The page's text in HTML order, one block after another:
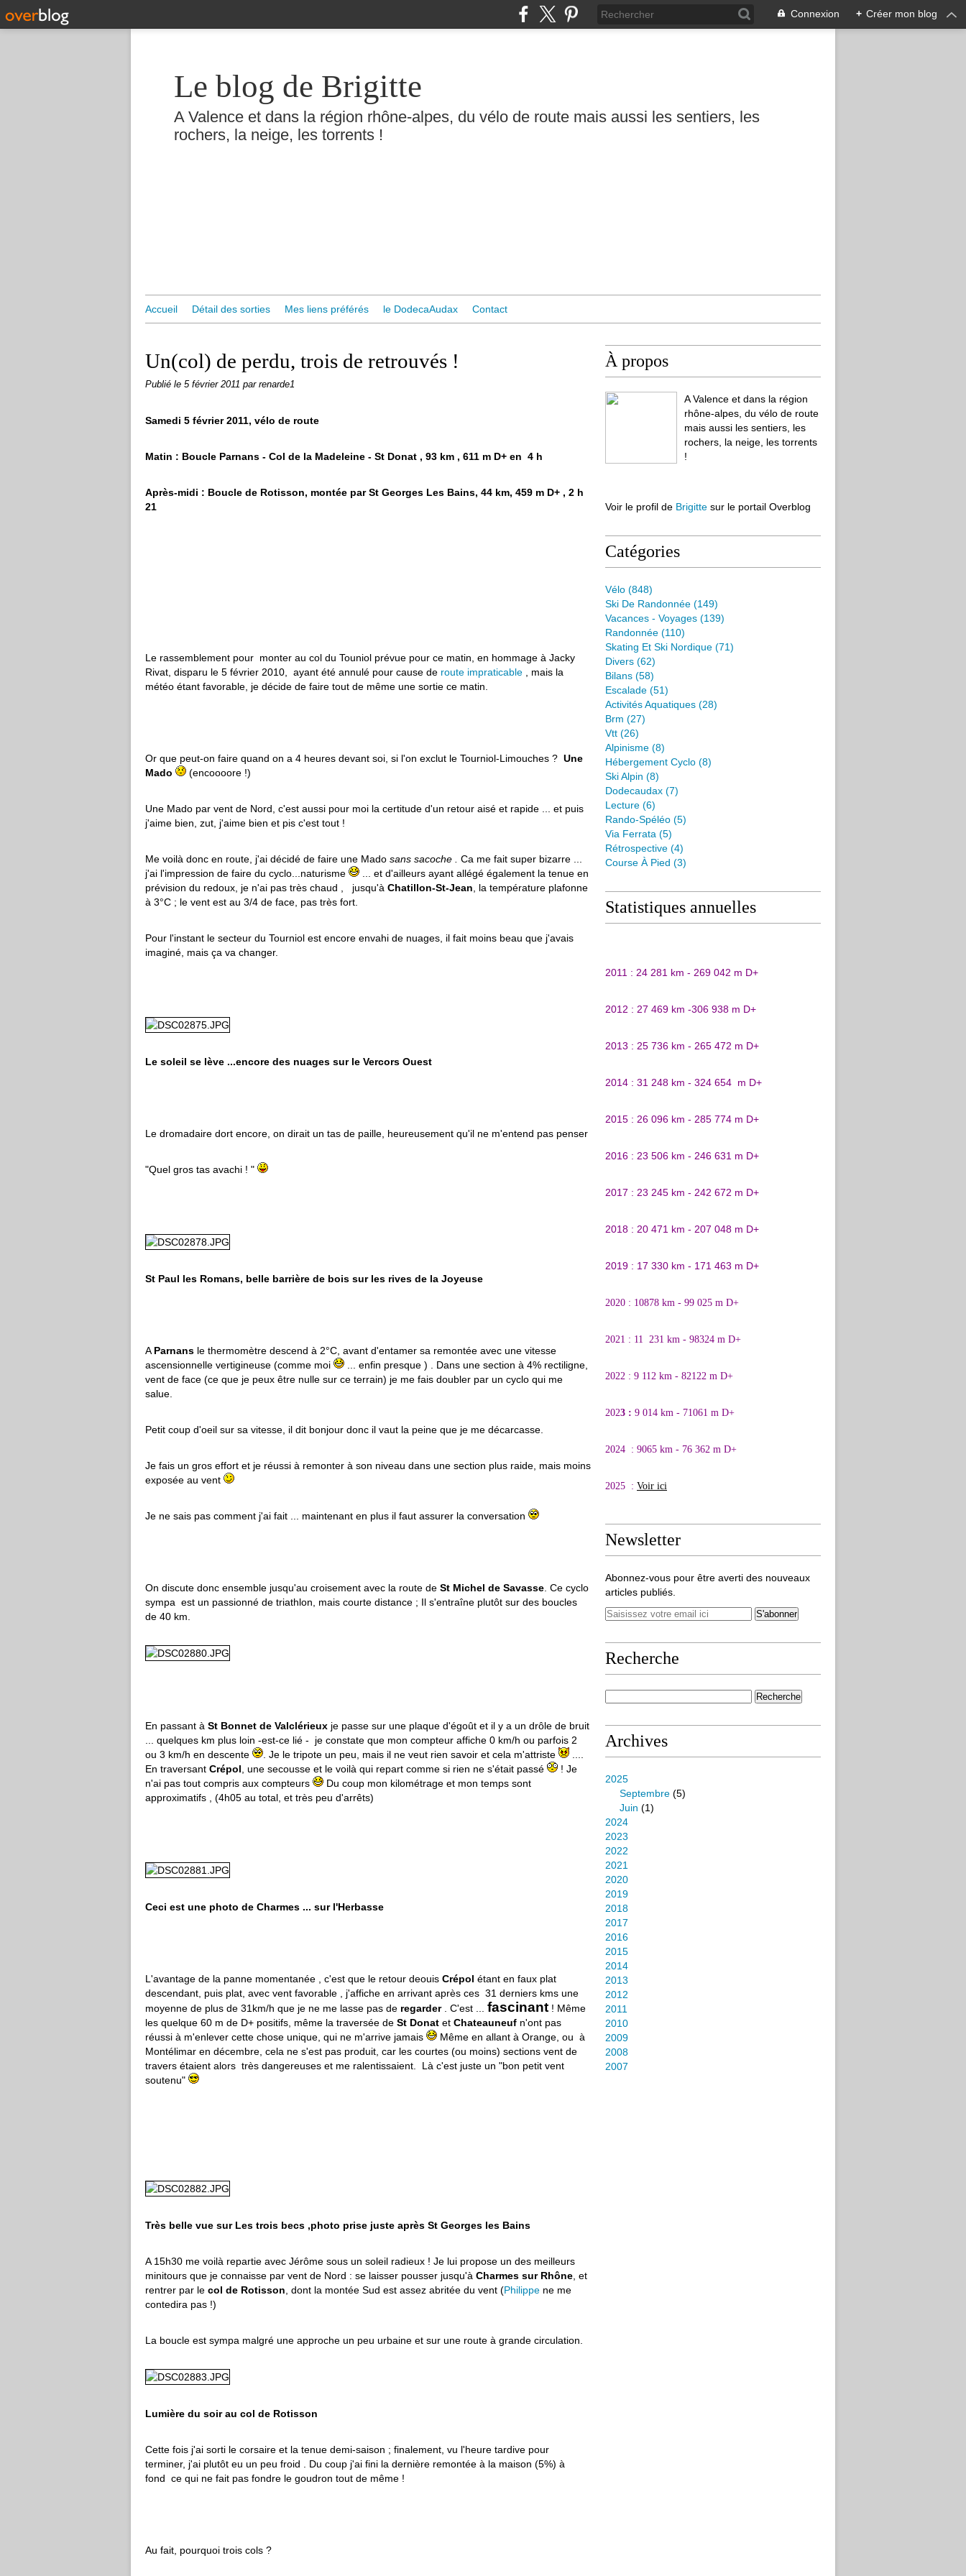
Connexion + Créer mon blog
Le blog de Brigitte
A Valence et dans la région rhône-alpes, du vélo de route mais aussi les sentiers, les
rochers, la neige, les torrents !
Accueil Détail des sorties Mes liens préférés le DodecaAudax Contact
Un(col) de perdu, trois de retrouvés !
Publié le 5 février 2011 par renarde1
Samedi 5 février 2011, vélo de route
Matin : Boucle Parnans - Col de la Madeleine - St Donat , 93 km , 611 m D+ en 4 h
Après-midi : Boucle de Rotisson, montée par St Georges Les Bains, 44 km, 459 m D+ , 2 h
21
Le rassemblement pour monter au col du Touniol prévue pour ce matin, en hommage à Jacky
Rivat, disparu le 5 février 2010, ayant été annulé pour cause de route impraticable , mais la
météo étant favorable, je décide de faire tout de même une sortie ce matin.
Or que peut-on faire quand on a 4 heures devant soi, si l'on exclut le Tourniol-Limouches ? Une
Mado
(encoooore !)
Une Mado par vent de Nord, c'est aussi pour moi la certitude d'un retour aisé et rapide ... et puis
j'aime bien, zut, j'aime bien et pis c'est tout !
Me voilà donc en route, j'ai décidé de faire une Mado sans sacoche .
Ca me fait super bizarre ...
j'ai l'impression de faire du cyclo...naturisme
... et d'ailleurs ayant allégé également la tenue en
prévision du redoux, je n'ai pas très chaud , jusqu'à Chatillon-St-Jean , la température plafonne
à 3°C ; le vent est au 3/4 de face, pas très fort.
Pour l'instant le secteur du Tourniol est encore envahi de nuages, il fait moins beau que j'avais
imaginé, mais ça va changer.
Le soleil se lève ...encore des nuages sur le Vercors Ouest
Le dromadaire dort encore, on dirait un tas de paille, heureusement qu'il ne m'entend pas penser
"Quel gros tas avachi ! "
St Paul les Romans, belle barrière de bois sur les rives de la Joyeuse
A Parnans le thermomètre descend à 2°C, avant d'entamer sa remontée avec une vitesse
ascensionnelle vertigineuse (comme moi
... enfin presque ) . Dans une section à 4% rectiligne,
vent de face (ce que je peux être nulle sur ce terrain) je me fais doubler par un cyclo qui me
salue.
Petit coup d'oeil sur sa vitesse, il dit bonjour donc il vaut la peine que je me décarcasse.
Je fais un gros effort et je réussi à remonter à son niveau dans une section plus raide, mais moins
exposée au vent
Je ne sais pas comment j'ai fait ... maintenant en plus il faut assurer la conversation
On discute donc ensemble jusqu'au croisement avec la route de St Michel de Savasse . Ce cyclo
sympa est un passionné de triathlon, mais courte distance ; Il s'entraîne plutôt sur des boucles
de 40 km.
En passant à St Bonnet de Valclérieux je passe sur une plaque d'égoût et il y a un drôle de bruit
... quelques km plus loin -est-ce lié - je constate que mon compteur affiche 0 km/h ou parfois 2
ou 3 km/h en descente
. Je le tripote un peu, mais il ne veut rien savoir et cela m'attriste
En traversant Crépol , une secousse et le voilà qui repart comme si rien ne s'était passé
! Je
n'ai pas tout compris aux compteurs
Du coup mon kilométrage et mon temps sont
approximatifs , (4h05 au total, et très peu d'arrêts)
Ceci est une photo de Charmes ... sur l'Herbasse
L'avantage de la panne momentanée , c'est que le retour deouis Crépol étant en faux plat
descendant, puis plat, avec vent favorable , j'affiche en arrivant après ces 31 derniers kms une
moyenne de plus de 31km/h que je ne me lasse pas de regarder. C'est ... fascinant ! Même
les quelque 60 m de D+ positifs, même la traversée de St Donat et Chateauneuf n'ont pas
réussi à m'enlever cette chose unique, qui ne m'arrive jamais
Même en allant à Orange, ou à
Montélimar en décembre, cela ne s'est pas produit, car les courtes (ou moins) sections vent de
travers étaient alors très dangereuses et me ralentissaient. Là c'est juste un "bon petit vent
soutenu"
Très belle vue sur Les trois becs ,photo prise juste après St Georges les Bains
A 15h30 me voilà repartie avec Jérôme sous un soleil radieux ! Je lui propose un des meilleurs
minitours que je connaisse par vent de Nord : se laisser pousser jusqu'à Charmes sur Rhône , et
rentrer par le col de Rotisson , dont la montée Sud est assez abritée du vent (Philippe ne me
contedira pas !)
La boucle est sympa malgré une approche un peu urbaine et sur une route à grande circulation.
Lumière du soir au col de Rotisson
Cette fois j'ai sorti le corsaire et la tenue demi-saison ; finalement, vu l'heure tardive pour
terminer, j'ai plutôt eu un peu froid . Du coup j'ai fini la dernière remontée à la maison (5%) à
fond ce qui ne fait pas fondre le goudron tout de même !
Au fait, pourquoi trois cols ?
À propos
A Valence et dans la région
rhône-alpes, du vélo de route
mais aussi les sentiers, les
rochers, la neige, les torrents
!
Voir le profil de Brigitte sur le portail Overblog
Catégories
Vélo (848)
Ski De Randonnée (149)
Vacances - Voyages (139)
Randonnée (110)
Skating Et Ski Nordique (71)
Divers (62)
Bilans (58)
Escalade (51)
Activités Aquatiques (28)
Brm (27)
Vtt (26)
Alpinisme (8)
Hébergement Cyclo (8)
Ski Alpin (8)
Dodecaudax (7)
Lecture (6)
Rando-Spéléo (5)
Via Ferrata (5)
Rétrospective (4)
Course À Pied (3)
Statistiques annuelles
2011 : 24 281 km - 269 042 m D+
2012 : 27 469 km -306 938 m D+
2013 : 25 736 km - 265 472 m D+
2014 : 31 248 km - 324 654 m D+
2015 : 26 096 km - 285 774 m D+
2016 : 23 506 km - 246 631 m D+
2017 : 23 245 km - 242 672 m D+
2018 : 20 471 km - 207 048 m D+
2019 : 17 330 km - 171 463 m D+
2020 : 10878 km - 99 025 m D+
2021 : 11 231 km - 98324 m D+
2022 : 9 112 km - 82122 m D+
2023 : 9 014 km - 71061 m D+
2024 : 9065 km - 76 362 m D+
2025 : Voir ici
Newsletter
Abonnez-vous pour être averti des nouveaux
articles publiés.
Recherche
Archives
2025
Septembre (5)
Juin (1)
2024
2023
2022
2021
2020
2019
2018
2017
2016
2015
2014
2013
2012
2011
2010
2009
2008
2007